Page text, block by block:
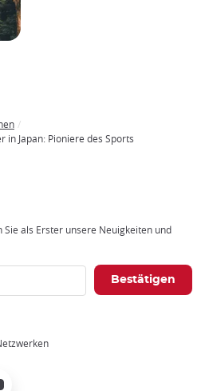
in Japan: Pioniere des Sports
als Erster unsere Neuigkeiten und